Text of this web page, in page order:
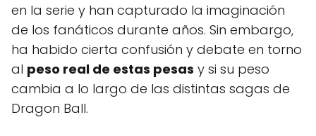
en la serie y han capturado la imaginación
de los fanáticos durante años. Sin embargo,
ha habido cierta confusión y debate en torno
al peso real de estas pesas y si su peso
cambia a lo largo de las distintas sagas de
Dragon Ball.